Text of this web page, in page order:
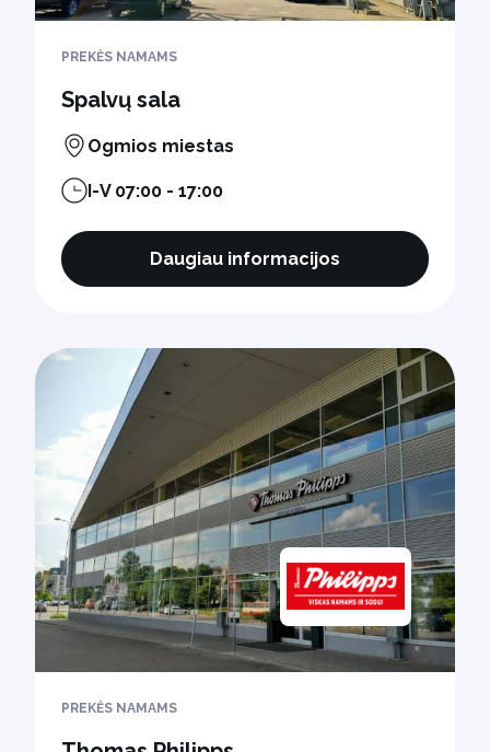
PREKĖS NAMAMS
Spalvų sala
Ogmios miestas
I-V 07:00 - 17:00
Daugiau informacijos
PREKĖS NAMAMS